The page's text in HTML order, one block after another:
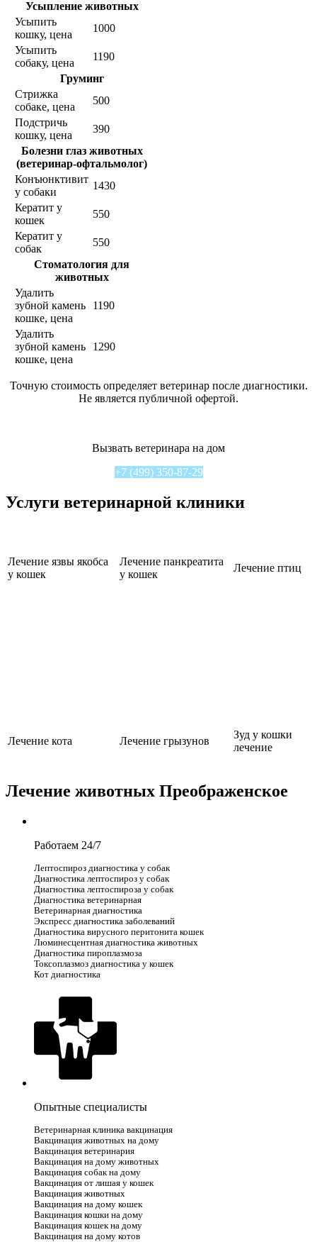
Усыпление животных
Усыпить
кошку, цена
1000
Усыпить
собаку, цена
1190
Груминг
Стрижка
собаке, цена
500
Подстричь
кошку, цена
390
Болезни глаз животных
(ветеринар-офтальмолог)
Конъюнктивит
у собаки
1430
Кератит у
кошек
550
Кератит у
собак
550
Стоматология для
животных
Удалить
зубной камень
кошке, цена
1190
Удалить
зубной камень
кошке, цена
1290
Точную стоимость определяет ветеринар после диагностики.
Не является публичной офертой.
Вызвать ветеринара на дом
+7 (499) 350-87-29
Услуги ветеринарной клиники
Лечение язвы якобса
у кошек
Лечение панкреатита
у кошек
Лечение птиц
Лечение кота Лечение грызунов
Зуд у кошки
лечение
Лечение животных Преображенское
Работаем 24/7
Лептоспироз диагностика у собак
Диагностика лептоспироз у собак
Диагностика лептоспироза у собак
Диагностика ветеринарная
Ветеринарная диагностика
Экспресс диагностика заболеваний
Диагностика вирусного перитонита кошек
Люминесцентная диагностика животных
Диагностика пироплазмоза
Токсоплазмоз диагностика у кошек
Кот диагностика
Опытные специалисты
Ветеринарная клиника вакцинация
Вакцинация животных на дому
Вакцинация ветеринария
Вакцинация на дому животных
Вакцинация собак на дому
Вакцинация от лишая у кошек
Вакцинация животных
Вакцинация на дому кошек
Вакцинация кошки на дому
Вакцинация кошек на дому
Вакцинация на дому котов